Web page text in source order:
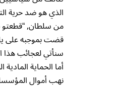
الذي هو ضد حرية
من سلطان,
قضت بموجبه على
سنأتي لعجائب هذا
أما الحماية
نهب أموال